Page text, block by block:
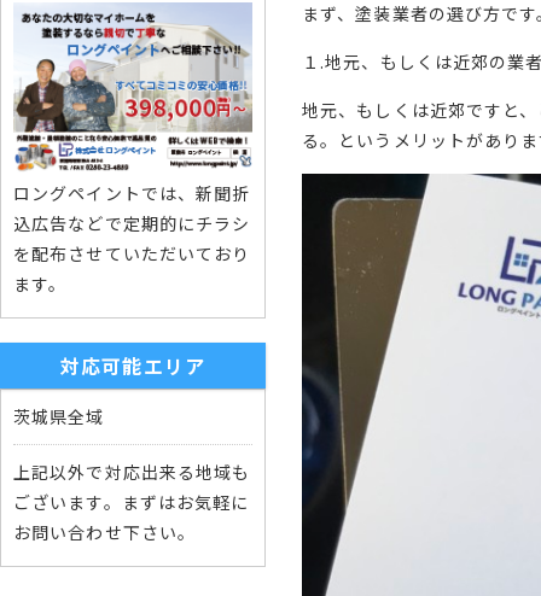
まず、塗装業者の選び方です
１.地元、もしくは近郊の業
地元、もしくは近郊ですと
る。というメリットがあり
ロングペイントでは、新聞折
込広告などで定期的にチラシ
を配布させていただいており
ます。
対応可能エリア
茨城県全域
上記以外で対応出来る地域も
ございます。まずはお気軽に
お問い合わせ下さい。